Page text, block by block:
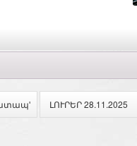
ԼՈՒՐԵՐ 28.11.2025